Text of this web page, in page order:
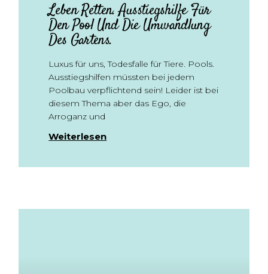
Leben Retten. Ausstiegshilfe Für
Den Pool Und Die Umwandlung
Des Gartens.
Luxus für uns, Todesfalle für Tiere. Pools.
Ausstiegshilfen müssten bei jedem
Poolbau verpflichtend sein! Leider ist bei
diesem Thema aber das Ego, die
Arroganz und
Weiterlesen